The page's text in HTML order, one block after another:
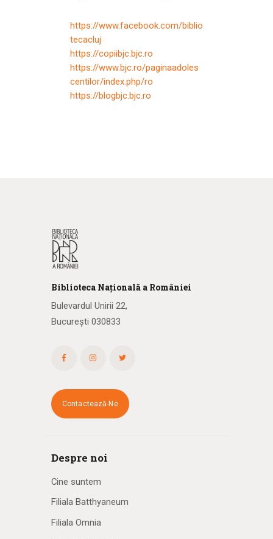
https://www.facebook.com/biblio
tecacluj
https://copiibjc.bjc.ro
https://www.bjc.ro/paginaadoles
centilor/index.php/ro
https://blogbjc.bjc.ro
Biblioteca Națională a României
Bulevardul Unirii 22,
București 030833
Contactează-Ne
Despre noi
Cine suntem
Filiala Batthyaneum
Filiala Omnia